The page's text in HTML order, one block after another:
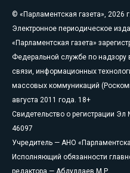
© «Парламентская газета», 2026 г.
Электронное периодическое
«Парламентская газета»
Федеральной службе по надзору
связи, информационных
массовых коммуникаций
августа 2011 года. 18+
Свидетельство о регистрации
46097
Учредитель — АНО
Исполняющий обязанности
редактора — Абдуллаев М.Р.